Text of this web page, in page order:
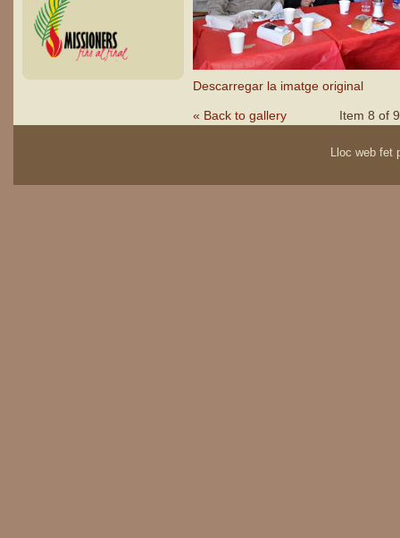
Descarregar la imatge original
« Back to gallery Item 8 of 9
Lloc web fet